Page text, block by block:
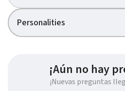
Personalities
¡Aún no hay
¡Nuevas preguntas